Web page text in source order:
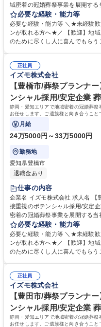
域密着の冠婚葬祭事業を展開す
クターをお任せします。ご家族と
ポートをする、意義深いお仕事です。 【仕事詳細】夜間のご逝
応からお迎え、通夜の準備や打
人様がどんな方だったかをお聞き
業があり、人間関係を変えずに別
す。 募集職種 【浜名区/夜間葬祭プランナー】未経験歓迎！人柄重視の選
考/地域密着の安定基盤
必要な経験・能力等
必要な経験・能力等 ＼★未経験
ンが取れる方へ★／ 【歓迎】地
のために尽くし人に喜んでもら
寄り添い、真摯に向き合える誠実
ント】これまでの人生における様
ら実行に移せる行動力を評価し
ており、未経験から安心して成長できる環境
学院 大学 高専 短大 専修学校 高
動車
正社員
イズモ株式会社
【豊橋市/葬祭プランナ
ンシャル採用/安定企業
静岡・愛知エリアで地域密着の冠婚葬
お任せします。ご遺族様と向き合うこと
企画・提案するお仕事です。
月給
24万5000円～33万5000円
勤務地
愛知県豊橋市
退職金あり
仕事の内容
企業名 イズモ株式会社 求人名 【豊橋市/葬祭プランナー】未経験歓迎！面
接重視のポテンシャル採用/安定企業 仕事の内容 静岡・愛知エリア
密着の冠婚葬祭事業を展開する
ます。ご遺族様と向き合うことで
ニーを企画・提案するお仕事です。 【仕事詳細】ご逝去の連絡対応
迎え、ご遺族との打ち合わせ、
ターフォローまで一貫して担当し
ープ内に多様な事業があり、人間
ることも可能です。 募集職種 【豊橋市/葬祭プランナー】未経験歓迎！面
接重視のポテンシャル採用/安定企
必要な経験・能力等
必要な経験・能力等 ＼★未経験
ンが取れる方へ★／ 【歓迎】地
のために尽くし人に喜んでもら
い、真摯に向き合える誠実さを持
これまでの人生における様々な経
行に移せる行動力を評価します
り、未経験からでも安心して成長でき
学歴：大学院 大学 高専 短大 専
許普通自動車
正社員
イズモ株式会社
【豊田市/葬祭プランナ
ンシャル採用/安定企業
静岡・愛知エリアで地域密着の冠婚葬
お任せします。ご遺族様と向き合うこと